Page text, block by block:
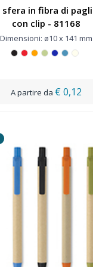
sfera in fibra di
con clip - 81168
Dimensioni: ø10 x 141 mm
€ 0,12